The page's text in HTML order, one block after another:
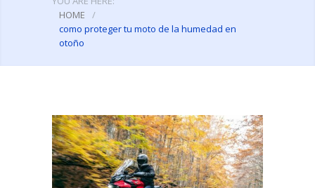
HOME
/
como proteger tu moto de la humedad en
otoño